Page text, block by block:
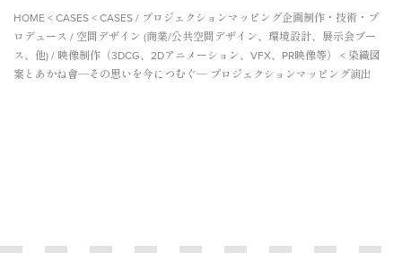
HOME < CASES < CASES / プロジェクションマッピング企画制作・技術・プ
ロデュース / 空間デザイン (商業/公共空間デザイン、環境設計、展示会ブー
ス、他) / 映像制作（3DCG、2Dアニメーション、VFX、PR映像等）
< 染織図
案とあかね會―その思いを今につむぐ― プロジェクションマッピング演出